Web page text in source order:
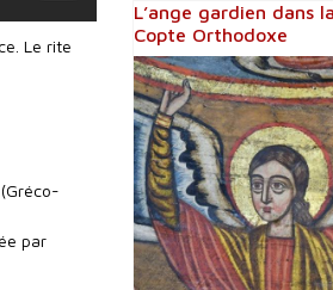
Le rite
par
L’ange gardien dans
Copte Orthodoxe